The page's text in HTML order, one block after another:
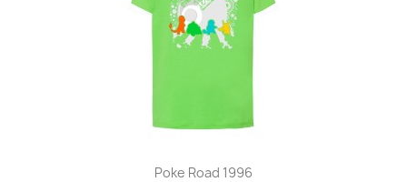
Poke Road 1996